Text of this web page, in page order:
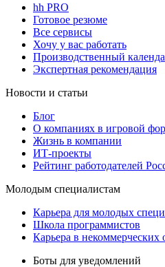
hh PRO
Готовое резюме
Все сервисы
Хочу у вас работать
Производственный
Экспертная рекомендация
Новости и статьи
Блог
О компаниях в игровой
Жизнь в компании
ИТ-проекты
Рейтинг работодателей
Молодым специалистам
Карьера для молодых
Школа программистов
Карьера в некоммерческих
Боты для уведомлений